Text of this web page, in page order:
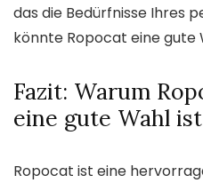
das die Bedürfnisse Ihres
könnte Ropocat eine gute
Fazit: Warum
eine gute Wahl ist
Ropocat ist eine